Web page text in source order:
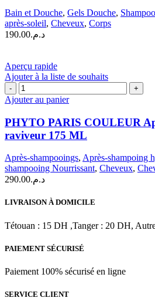
Après-
Soleil
|
Bain et Douche, Gels Douche,
après-soleil, Cheveux, Corps
د.م.190.00
Aperçu rapide
Ajouter à la liste de souhaits
quantité
de
PHYTO
PARIS
COULEUR
Après-
raviveur
175
ML
Ajouter au panier
PHYTO PARIS COULEUR
raviveur 175 ML
Après-shampooings, Après-shampoing
shampooing Nourrissant, Cheveux,
د.م.290.00
LIVRAISON À DOMICILE
Tétouan : 15 DH ,Tanger : 20 DH,
PAIEMENT SÉCURISÉ
Paiement 100% sécurisé en ligne
SERVICE CLIENT